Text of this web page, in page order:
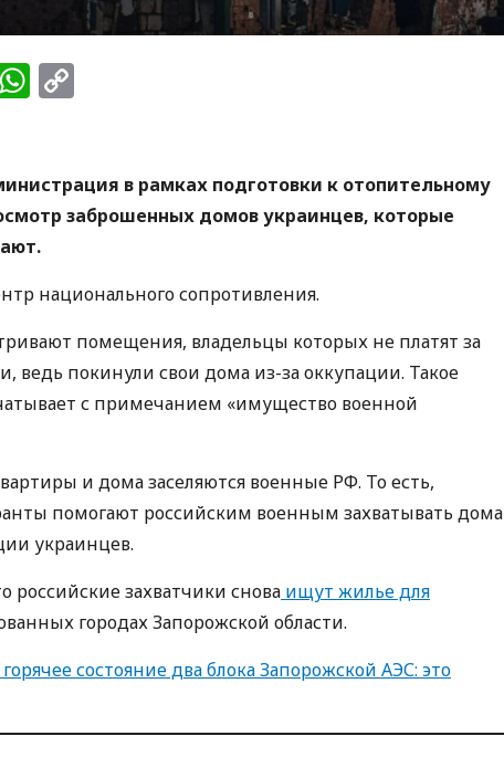
WhatsApp
в рамках подготовки к отопительному
заброшенных домов украинцев, которые
национального сопротивления.
помещения, владельцы которых не платят за
ведь покинули свои дома из-за оккупации. Такое
с примечанием «имущество военной
и дома заселяются военные РФ. То есть,
помогают российским военным захватывать дома
украинцев.
российские захватчики снова ищут жилье для
городах Запорожской области.
состояние два блока Запорожской АЭС: это